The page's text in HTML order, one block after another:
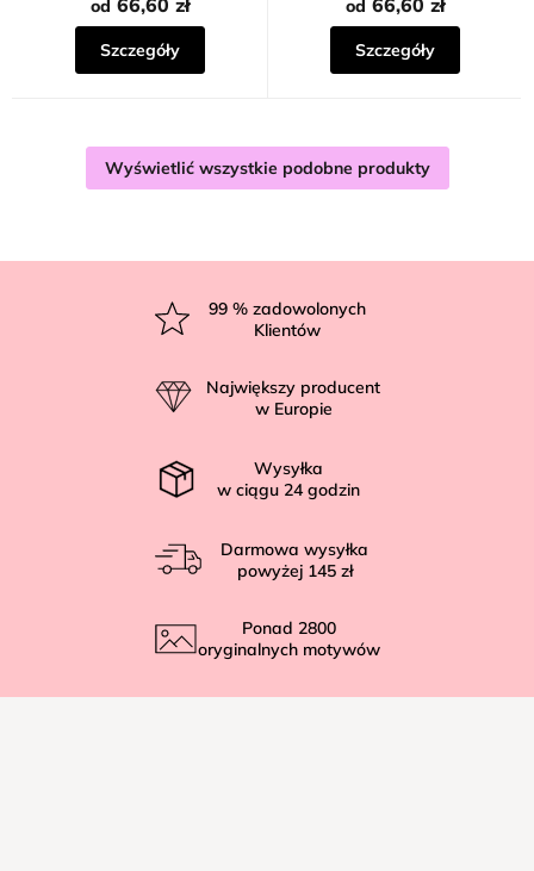
5
gwiazdek.
od
Szczegóły
od
Szczegóły
Wyświetlić wszystkie podobne produkty
99 % zadowolonych
Klientów
Największy producent
w Europie
Wysyłka
w ciągu 24 godzin
Darmowa wysyłka
powyżej 145 zł
Ponad 2800
oryginalnych motywów